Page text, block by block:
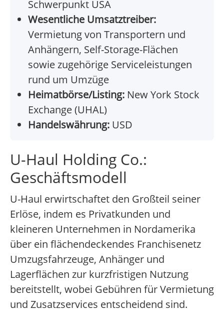
Schwerpunkt USA
Wesentliche Umsatztreiber:
Vermietung von Transportern und
Anhängern, Self-Storage-Flächen
sowie zugehörige Serviceleistungen
rund um Umzüge
Heimatbörse/Listing: New York Stock
Exchange (UHAL)
Handelswährung: USD
U-Haul Holding Co.:
Geschäftsmodell
U-Haul erwirtschaftet den Großteil seiner
Erlöse, indem es Privatkunden und
kleineren Unternehmen in Nordamerika
über ein flächendeckendes Franchisenetz
Umzugsfahrzeuge, Anhänger und
Lagerflächen zur kurzfristigen Nutzung
bereitstellt, wobei Gebühren für Vermietung
und Zusatzservices entscheidend sind.